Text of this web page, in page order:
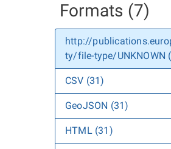
Formats (7)
http://
ty/file-type/UNKNOWN
CSV (31)
GeoJSON (31)
HTML (31)